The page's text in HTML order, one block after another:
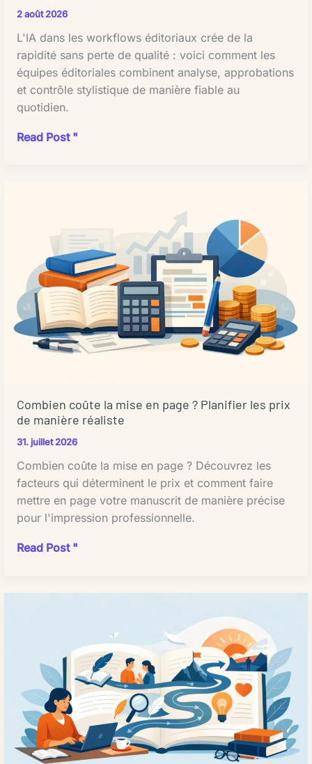
Ensuite,
la
complexité
du
texte
joue
rôle
spécialisé
demande
plus
de
temps
qu'un
texte
coûte
une
correction
?
Bien
planifier
les
tarifs
tarification
correcteurs
proposent
généralement
trois
modèles
de
tarification
2 août 2026
L'IA dans les workflows éditoriaux crée de la
rapidité sans perte de qualité : voici comment les
équipes éditoriales combinent analyse, approbations
et contrôle stylistique de manière fiable au
quotidien.
L'IA
éditoriaux
une
utilisation
judicieuse
L'intégration
les
éditoriaux
offre
des
opportunités
considérables
optimiser
contenu.
Cependant,
une
utilisation
réfléchie
Read Post "
Combien coûte la mise en page ? Planifier les prix
de manière réaliste
31. juillet 2026
Combien coûte la mise en page ? Découvrez les
facteurs qui déterminent le prix et comment faire
mettre en page votre manuscrit de manière précise
pour l'impression professionnelle.
Combien
Planifier
les
prix
de
manière
réaliste
Read Post "